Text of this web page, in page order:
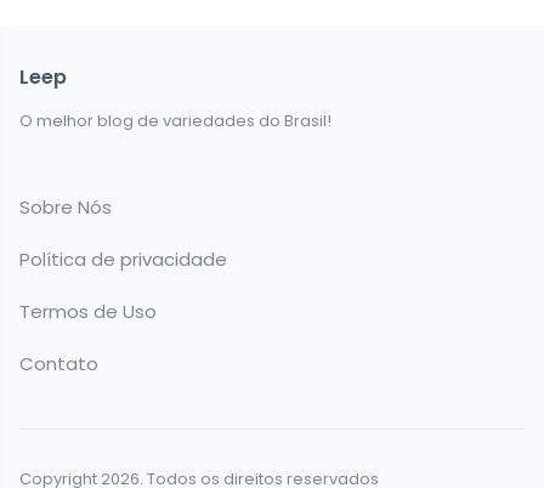
Leep
O melhor blog de variedades do Brasil!
Sobre Nós
Política de privacidade
Termos de Uso
Contato
Copyright 2026. Todos os direitos reservados